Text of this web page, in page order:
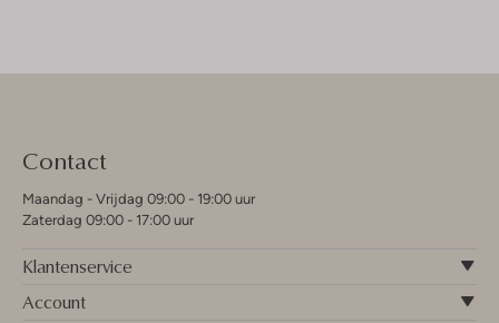
Contact
Maandag - Vrijdag 09:00 - 19:00 uur
Zaterdag 09:00 - 17:00 uur
Klantenservice
Account